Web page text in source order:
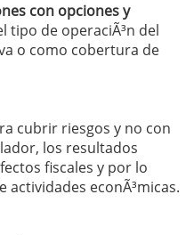
con opciones y
tipo de operaciÃ³n del
o como cobertura de
cubrir riesgos y no con
los resultados
fiscales y por lo
actividades econÃ³micas.